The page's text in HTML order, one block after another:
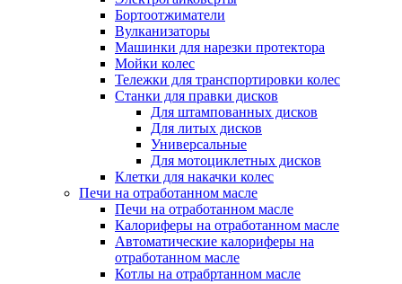
Бортоотжиматели
Вулканизаторы
Машинки для нарезки протектора
Мойки колес
Тележки для транспортировки колес
Станки для правки дисков
Для штампованных дисков
Для литых дисков
Универсальные
Для мотоциклетных дисков
Клетки для накачки колес
Печи на отработанном масле
Печи на отработанном масле
Калориферы на отработанном масле
Автоматические калориферы на
отработанном масле
Котлы на отрабртанном масле